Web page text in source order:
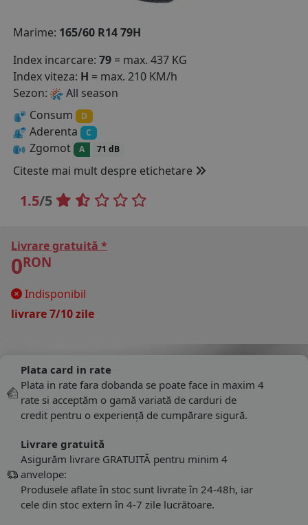
Marime: 165/60 R14 79H
Index incarcare: 79 = max. 437 KG
Index viteza: H = max. 210 KM/h
Sezon:
All season
Consum
D
Aderenta C
Zgomot A 71 dB
Citeste mai mult despre etichetare
1.5/5
Livrare gratuită *
0RON
Indisponibil
livrare 7/10 zile
Plata card in rate
Plata in rate fara dobanda se poate face in maxim 4
rate si acceptăm o gamă variată de carduri de
credit pentru o experiență de cumpărare sigură.
Livrare gratuită
Asigurăm livrare GRATUITĂ pentru minim 4
anvelope:
Produsele aflate în stoc sunt livrate în 24-48h, iar
cele din stoc extern în 4-7 zile lucrătoare.